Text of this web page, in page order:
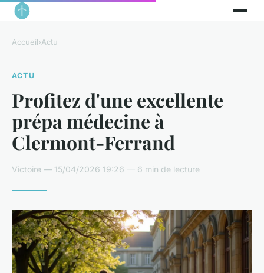
Accueil›Actu
ACTU
Profitez d'une excellente
prépa médecine à
Clermont-Ferrand
Victoire — 15/04/2026 19:26 — 6 min de lecture